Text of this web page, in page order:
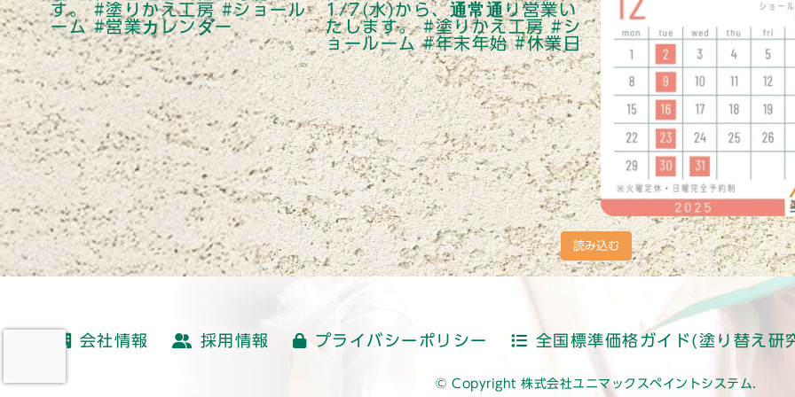
読み込む
会社情報 採用情報 プライバシーポリシー 全国標準価格ガイド(塗り替え研
© Copyright 株式会社ユニマックスペイントシステム.